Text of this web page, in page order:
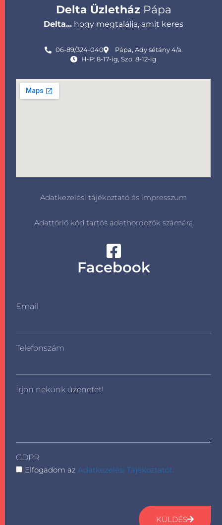
Delta ÜzletházPápa
Delta... hogy megtalálja, amit keres
06-89/324-040
Pápa, Ady sétány 4/a.
H-P: 8-17-ig, Szo: 8-12-ig
Adatkezelési tájékoztató és impresszum
Adattörlő kód tartós adathordozók számára
Facebook
Email
Telefonszám
Írjon nekünk üzenetet!
GDPR
Elfogadom azAdatkezelési Tájékoztatót.
KÜLDÉS